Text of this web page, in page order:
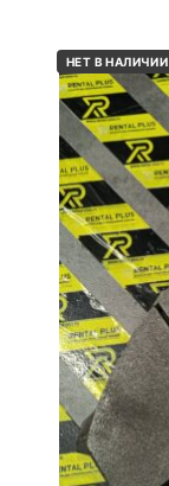
НЕТ В НАЛИЧИИ